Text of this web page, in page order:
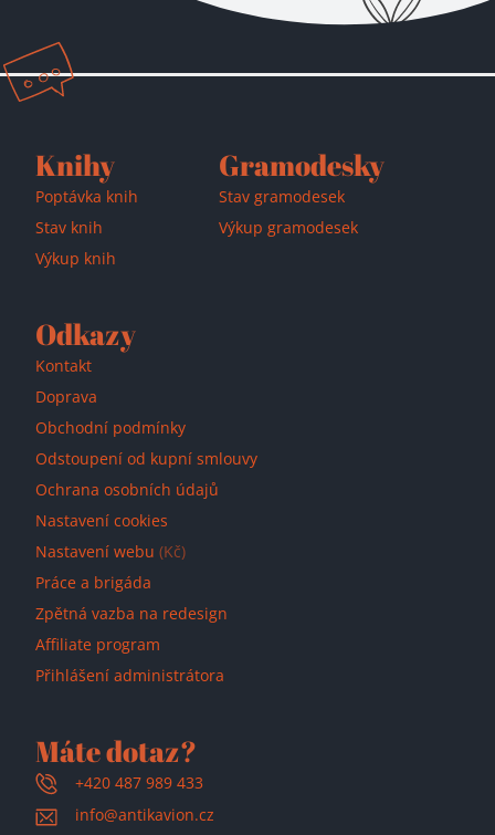
Přidáno do košíku!
Knihy
Poptávka knih
Stav knih
Výkup knih
Gramodesky
Stav gramodesek
Výkup gramodesek
Odkazy
Kontakt
Doprava
Obchodní podmínky
Odstoupení od kupní smlouvy
Ochrana osobních údajů
Nastavení cookies
Nastavení webu (Kč)
Práce a brigáda
Zpětná vazba na redesign
Affiliate program
Přihlášení administrátora
Máte dotaz?
+420 487 989 433
info@antikavion.cz